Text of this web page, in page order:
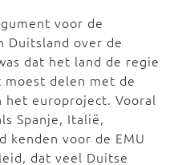
voor de
Duitsland over de
dat het land de regie
moest delen met de
het europroject. Vooral
Spanje, Italië,
kenden voor de EMU
dat veel Duitse